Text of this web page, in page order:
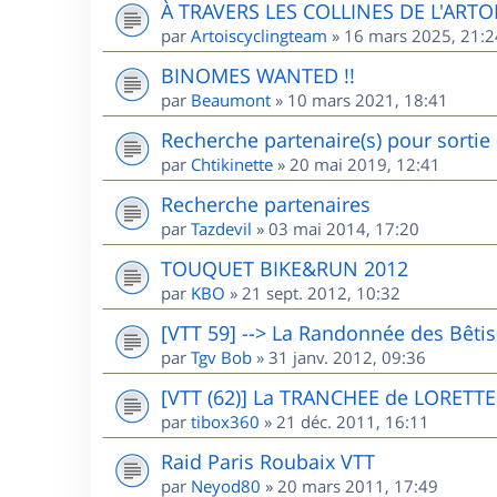
À TRAVERS LES COLLINES DE
par Artoiscyclingteam » 16 mars 2025,
BINOMES WANTED !!
par Beaumont » 10 mars 2021, 18:41
Recherche partenaire(s) pour
par Chtikinette » 20 mai 2019, 12:41
Recherche partenaires
par Tazdevil » 03 mai 2014, 17:20
TOUQUET BIKE&RUN 2012
par KBO » 21 sept. 2012, 10:32
[VTT 59] --> La Randonnée des
par Tgv Bob » 31 janv. 2012, 09:36
[VTT (62)] La TRANCHEE de
par tibox360 » 21 déc. 2011, 16:11
Raid Paris Roubaix VTT
par Neyod80 » 20 mars 2011, 17:49